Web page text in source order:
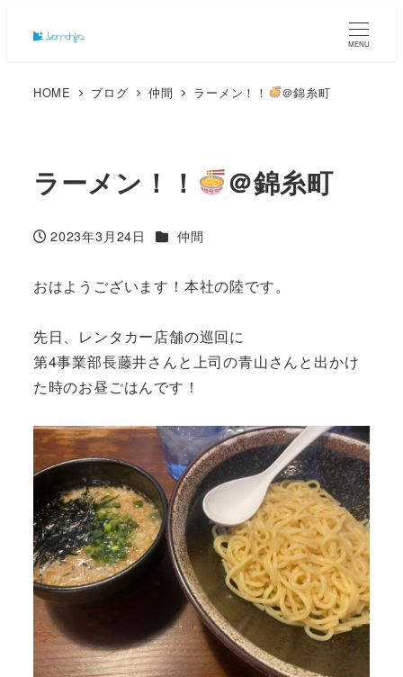
MENU
HOME ブログ 仲間 ラーメン！！ ＠錦糸町
ラーメン！！ ＠錦糸町
投稿日
2023年3月24日 カテゴリー
仲間
おはようございます！本社の陸です。
先日、レンタカー店舗の巡回に
第4事業部長藤井さんと上司の青山さんと出かけ
た時のお昼ごはんです！